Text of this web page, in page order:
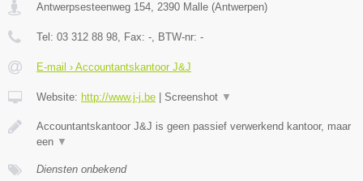
Antwerpsesteenweg 154, 2390 Malle (Antwerpen)
Tel: 03 312 88 98, Fax: -, BTW-nr: -
E-mail › Accountantskantoor J&J
Website: http://www.j-j.be Screenshot ▼
Accountantskantoor J&J is geen passief verwerkend kantoor, maar
een ▼
Diensten onbekend